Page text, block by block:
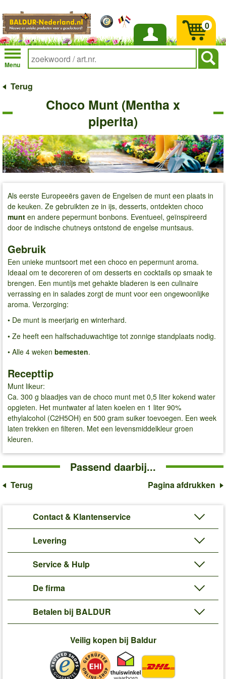
Inloggen
Menu
0
Terug
Choco Munt (Mentha x
piperita)
Als eerste Europeeërs gaven de Engelsen de munt een plaats in
de keuken. Ze gebruikten ze in ijs, desserts, ontdekten choco
munt en andere pepermunt bonbons. Eventueel, geïnspireerd
door de indische chutneys ontstond de engelse muntsaus.
Gebruik
Een unieke muntsoort met een choco en pepermunt aroma.
Ideaal om te decoreren of om desserts en cocktails op smaak te
brengen. Een muntíjs met gehakte bladeren is een culinaire
verrassing en in salades zorgt de munt voor een ongewoonlijke
aroma. Verzorging:
• De munt is meerjarig en winterhard.
• Ze heeft een halfschaduwachtige tot zonnige standplaats nodig.
• Alle 4 weken bemesten.
Recepttip
Munt likeur:
Ca. 300 g blaadjes van de choco munt met 0,5 liter kokend water
opgieten. Het muntwater af laten koelen en 1 liter 90%
ethylalcohol (C2H5OH) en 500 gram suiker toevoegen. Een week
laten trekken en filteren. Met een levensmiddelkleur groen
kleuren.
Passend daarbij...
Terug Pagina afdrukken
Contact & Klantenservice
Levering
Service & Hulp
De firma
Betalen bij BALDUR
Veilig kopen bij Baldur